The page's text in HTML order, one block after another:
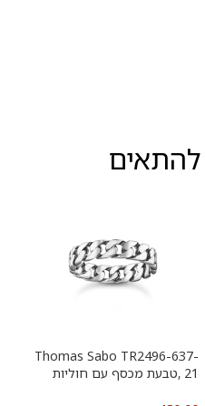
Thomas Sabo TR2496-637-
21 ,טבעת מכסף עם חוליות